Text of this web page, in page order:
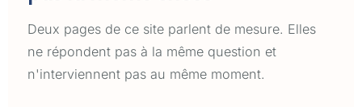
Deux pages de ce site parlent de mesure. Elles
ne répondent pas à la même question et
n'interviennent pas au même moment.